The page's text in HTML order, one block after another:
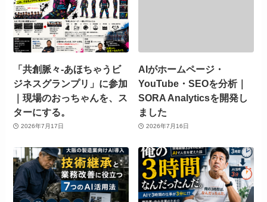
「共創脈々-あほちゃうビ
ジネスグランプリ」に参加
｜現場のおっちゃんを、ス
ターにする。
2026年7月17日
AIがホームページ・
YouTube・SEOを分析｜
SORA Analyticsを開発し
ました
2026年7月16日